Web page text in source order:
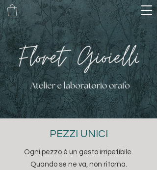
PEZZI UNICI
Ogni pezzo è un gesto irripetibile.
Quando se ne va, non ritorna.